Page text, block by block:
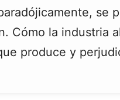
se
Cómo la industria
produce y